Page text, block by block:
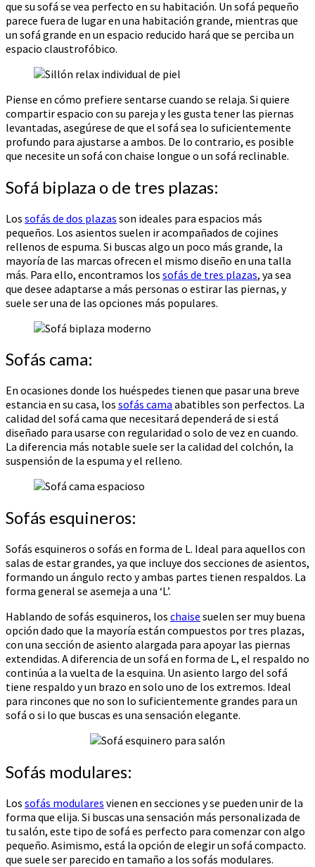
que su sofá se vea perfecto en su habitación. Un sofá pequeño
parece fuera de lugar en una habitación grande, mientras que
un sofá grande en un espacio reducido hará que se perciba un
espacio claustrofóbico.
Piense en cómo prefiere sentarse cuando se relaja. Si quiere
compartir espacio con su pareja y les gusta tener las piernas
levantadas, asegúrese de que el sofá sea lo suficientemente
profundo para ajustarse a ambos. De lo contrario, es posible
que necesite un sofá con chaise longue o un sofá reclinable.
Sofá biplaza o de tres plazas:
Los sofás de dos plazas son ideales para espacios más
pequeños. Los asientos suelen ir acompañados de cojines
rellenos de espuma. Si buscas algo un poco más grande, la
mayoría de las marcas ofrecen el mismo diseño en una talla
más. Para ello, encontramos los sofás de tres plazas, ya sea
que desee adaptarse a más personas o estirar las piernas, y
suele ser una de las opciones más populares.
Sofás cama:
En ocasiones donde los huéspedes tienen que pasar una breve
estancia en su casa, los sofás cama abatibles son perfectos. La
calidad del sofá cama que necesitará dependerá de si está
diseñado para usarse con regularidad o solo de vez en cuando.
La diferencia más notable suele ser la calidad del colchón, la
suspensión de la espuma y el relleno.
Sofás esquineros:
Sofás esquineros o sofás en forma de L. Ideal para aquellos con
salas de estar grandes, ya que incluye dos secciones de asientos,
formando un ángulo recto y ambas partes tienen respaldos. La
forma general se asemeja a una ‘L’.
Hablando de sofás esquineros, los chaise suelen ser muy buena
opción dado que la mayoría están compuestos por tres plazas,
con una sección de asiento alargada para apoyar las piernas
extendidas. A diferencia de un sofá en forma de L, el respaldo no
continúa a la vuelta de la esquina. Un asiento largo del sofá
tiene respaldo y un brazo en solo uno de los extremos. Ideal
para rincones que no son lo suficientemente grandes para un
sofá o si lo que buscas es una sensación elegante.
Sofás modulares:
Los sofás modulares vienen en secciones y se pueden unir de la
forma que elija. Si buscas una sensación más personalizada de
tu salón, este tipo de sofá es perfecto para comenzar con algo
pequeño. Asimismo, está la opción de elegir un sofá compacto.
que suele ser parecido en tamaño a los sofás modulares.